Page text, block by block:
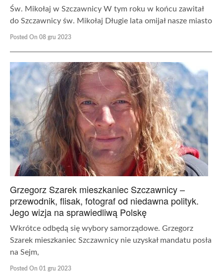
Św. Mikołaj w Szczawnicy W tym roku w końcu zawitał
do Szczawnicy św. Mikołaj Długie lata omijał nasze miasto
Posted On 08 gru 2023
Grzegorz Szarek mieszkaniec Szczawnicy –
przewodnik, flisak, fotograf od niedawna polityk.
Jego wizja na sprawiedliwą Polskę
Wkrótce odbędą się wybory samorządowe. Grzegorz
Szarek mieszkaniec Szczawnicy nie uzyskał mandatu posła
na Sejm,
Posted On 01 gru 2023